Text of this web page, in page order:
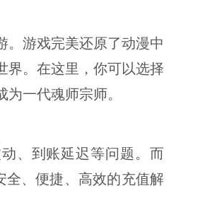
。游戏完美还原了动漫中
界。在这里，你可以选择
一代魂师宗师。
、到账延迟等问题。而
全、便捷、高效的充值解